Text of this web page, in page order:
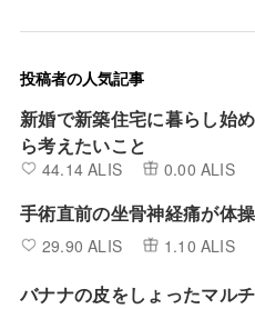
投稿者の人気記事
新婚で新築住宅に暮らし始
ら考えたいこと
44.14 ALIS 0.00 ALIS
手術直前の坐骨神経痛が体
29.90 ALIS 1.10 ALIS
バナナの皮をしょったマル